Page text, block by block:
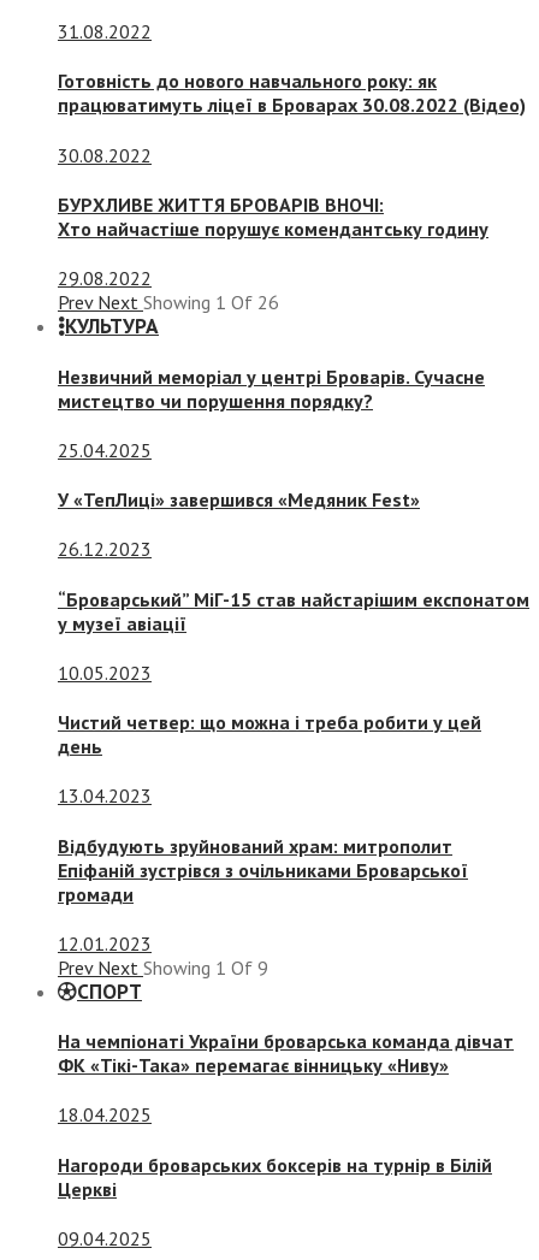
31.08.2022
Готовність до нового навчального року: як
працюватимуть ліцеї в Броварах 30.08.2022 (Відео)
30.08.2022
БУРХЛИВЕ ЖИТТЯ БРОВАРІВ ВНОЧІ:
Хто найчастіше порушує комендантську годину
29.08.2022
Prev Next Showing 1 Of 26
КУЛЬТУРА
Незвичний меморіал у центрі Броварів. Сучасне
мистецтво чи порушення порядку?
25.04.2025
У «ТепЛиці» завершився «Медяник Fest»
26.12.2023
“Броварський” МіГ-15 став найстарішим експонатом
у музеї авіації
10.05.2023
Чистий четвер: що можна і треба робити у цей
день
13.04.2023
Відбудують зруйнований храм: митрополит
Епіфаній зустрівся з очільниками Броварської
громади
12.01.2023
Prev Next Showing 1 Of 9
СПОРТ
На чемпіонаті України броварська команда дівчат
ФК «Тікі-Така» перемагає вінницьку «Ниву»
18.04.2025
Нагороди броварських боксерів на турнір в Білій
Церкві
09.04.2025